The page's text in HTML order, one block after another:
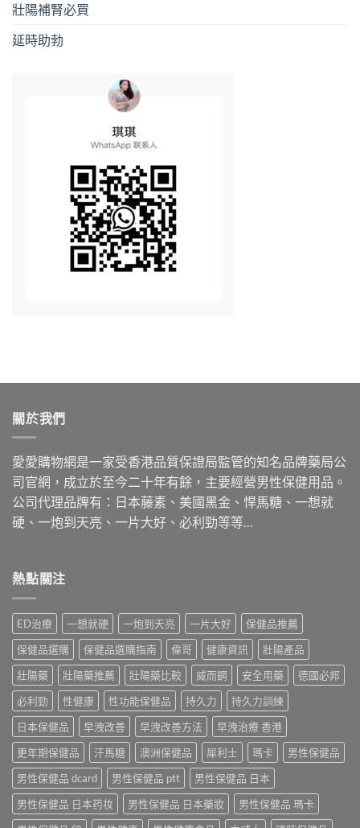
壯陽補腎必買
延時助勃
關於我們
愛愛購物網是一家受香港品質保證局監管的知名品牌藥局公
司官網，成立於至今二十年有餘，主要經營男性保健用品。
公司代理品牌有：日本藤素、美國黑金、悍馬糖、一想就
硬、一炮到天亮、一片大好、必利勁等等…
熱點關注
ED治療 一想就硬 一炮到天亮 一片大好
保健品推薦
保健品選購
保健品選購指南 偉哥 健康資訊
壯陽產品
壯陽藥
壯陽藥推薦 壯陽藥比較 威而鋼 安全用藥
德國必邦
必利勁
性健康 性功能保健品 持久力
持久力訓練
日本保健品
早洩改善 早洩改善方法
早洩治療 香港
更年期保健品
汗馬糖 澳洲保健品 犀利士 瑪卡
男性保健品
男性保健品 dcard
男性保健品 ptt
男性保健品 日本
男性保健品 日本药妆
男性保健品 日本藥妝
男性保健品 瑪卡